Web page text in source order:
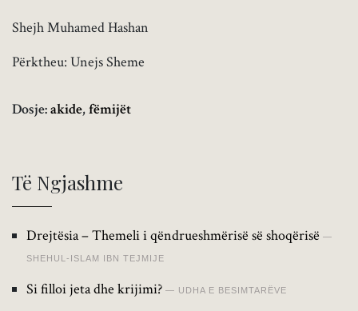
Shejh Muhamed Hashan
Përktheu: Unejs Sheme
Dosje:akide,fëmijët
Të Ngjashme
Drejtësia – Themeli i qëndrueshmërisë së shoqërisë
SHEHUL-ISLAM IBN TEJMIJE
Si filloi jeta dhe krijimi? UDHA E BESIMTARËVE